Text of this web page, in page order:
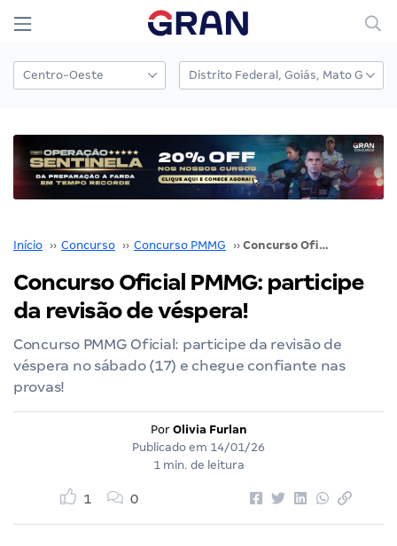
Início ›› Concurso ›› Concurso PMMG ›› Concurso Oficial PMMG: participe da revisão de véspera!
Concurso Oficial PMMG: participe
da revisão de véspera!
Concurso PMMG Oficial: participe da revisão de
véspera no sábado (17) e chegue confiante nas
provas!
Por Olivia Furlan
Publicado em 14/01/26
1 min. de leitura
1 0